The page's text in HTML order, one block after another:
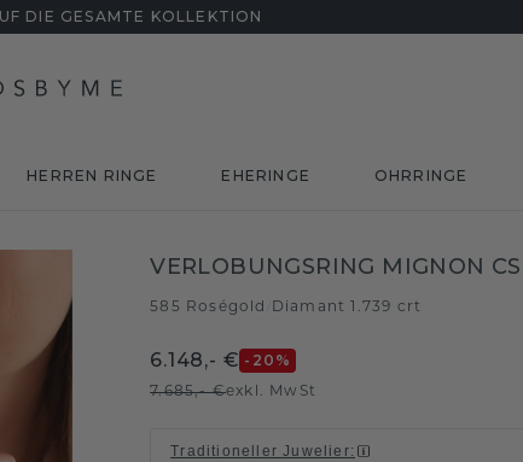
DIE GESAMTE KOLLEKTION
HERREN RINGE EHERINGE OHRRINGE
VERLOBUNGSRING MIGNON
585 Roségold Diamant 1.739 crt
6.148,- € -20 %
7.685,- €exkl. MwSt
Traditioneller Juwelier: